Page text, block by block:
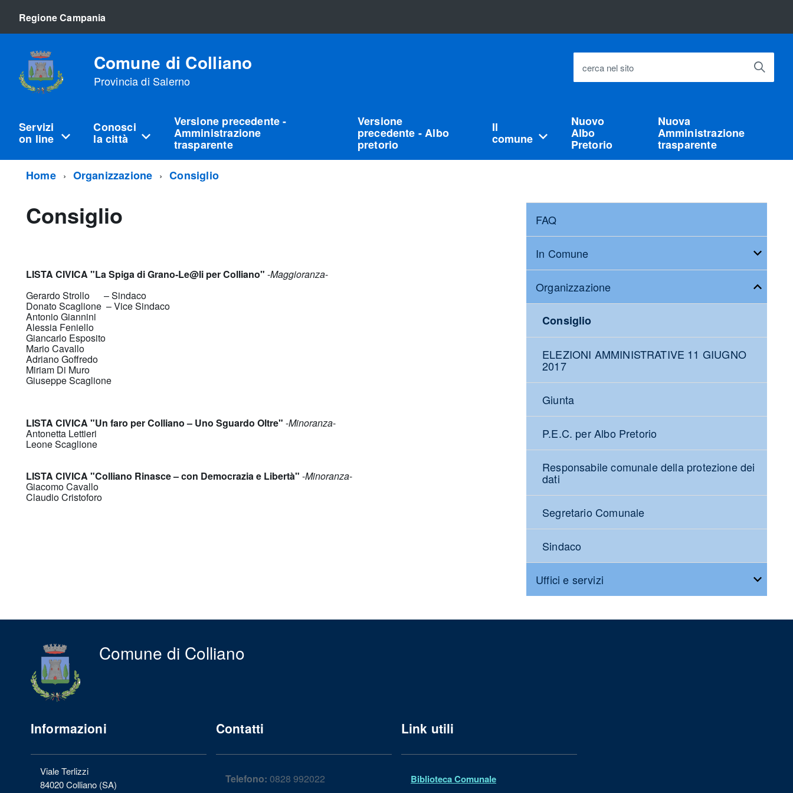
Regione Campania
Comune di Colliano
Provincia di Salerno
cerca nel sito
Servizi
on line
Conosci
la città
Versione precedente -
Amministrazione
trasparente
Versione
precedente - Albo
pretorio
Il
comune
Nuovo
Albo
Pretorio
Nuova
Amministrazione
trasparente
Home
Organizzazione Consiglio
Consiglio
LISTA CIVICA "La Spiga di Grano-Le@li per Colliano" -Maggioranza-
Gerardo Strollo – Sindaco
Donato Scaglione – Vice Sindaco
Antonio Giannini
Alessia Feniello
Giancarlo Esposito
Mario Cavallo
Adriano Goffredo
Miriam Di Muro
Giuseppe Scaglione
LISTA CIVICA "Un faro per Colliano – Uno Sguardo Oltre" -Minoranza-
Antonetta Lettieri
Leone Scaglione
LISTA CIVICA "Colliano Rinasce – con Democrazia e Libertà" -Minoranza-
Giacomo Cavallo
Claudio Cristoforo
FAQ
In Comune
Organizzazione
Consiglio
ELEZIONI AMMINISTRATIVE 11 GIUGNO
2017
Giunta
P.E.C. per Albo Pretorio
Responsabile comunale della protezione dei
dati
Segretario Comunale
Sindaco
Uffici e servizi
Comune di Colliano
Informazioni
Viale Terlizzi
84020 Colliano (SA)
Contatti
Telefono: 0828 992022
Link utili
Biblioteca Comunale